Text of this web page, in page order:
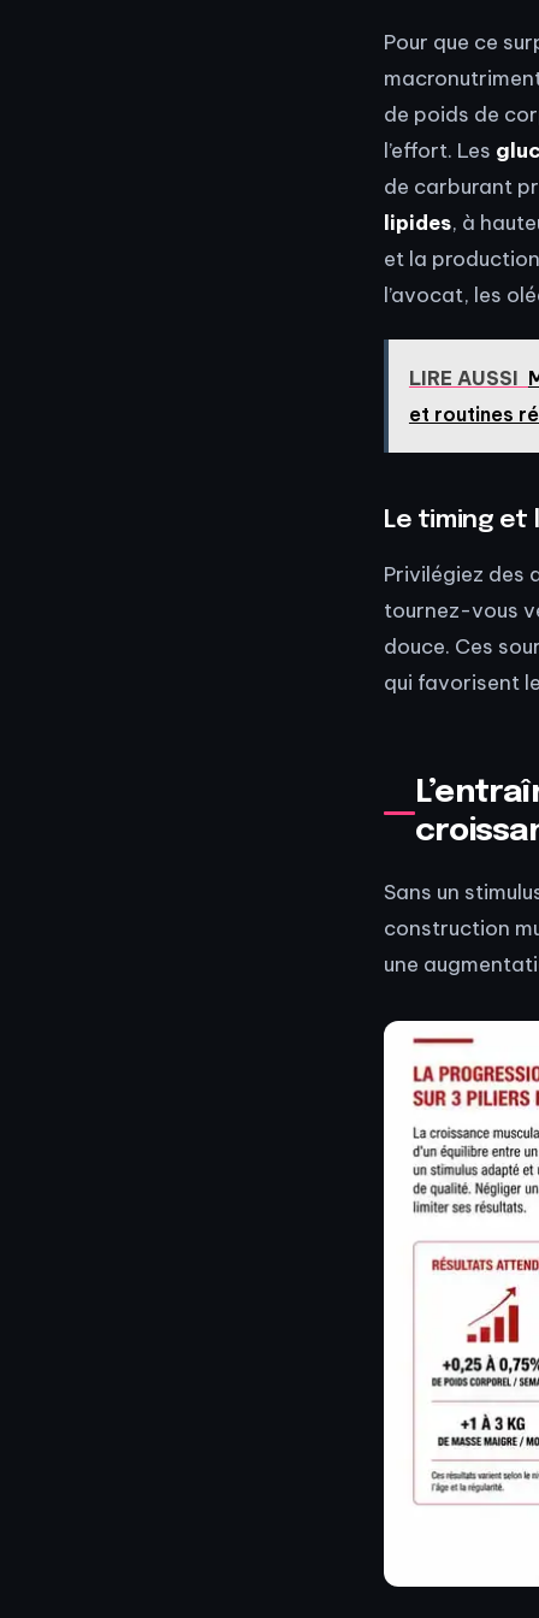
Pour que ce
de poids de
l’effort. Les
de carburant
lipides, à
et la
l’avocat, les
LIRE AUSSI
et routines
Le timing et
Privilégiez des
tournez-vous
douce. Ces
qui favorisent
Sans un
construction
une